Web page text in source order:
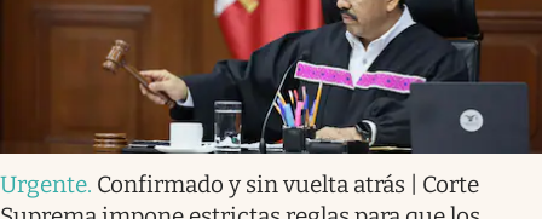
Urgente. Confirmado y sin vuelta atrás | Corte